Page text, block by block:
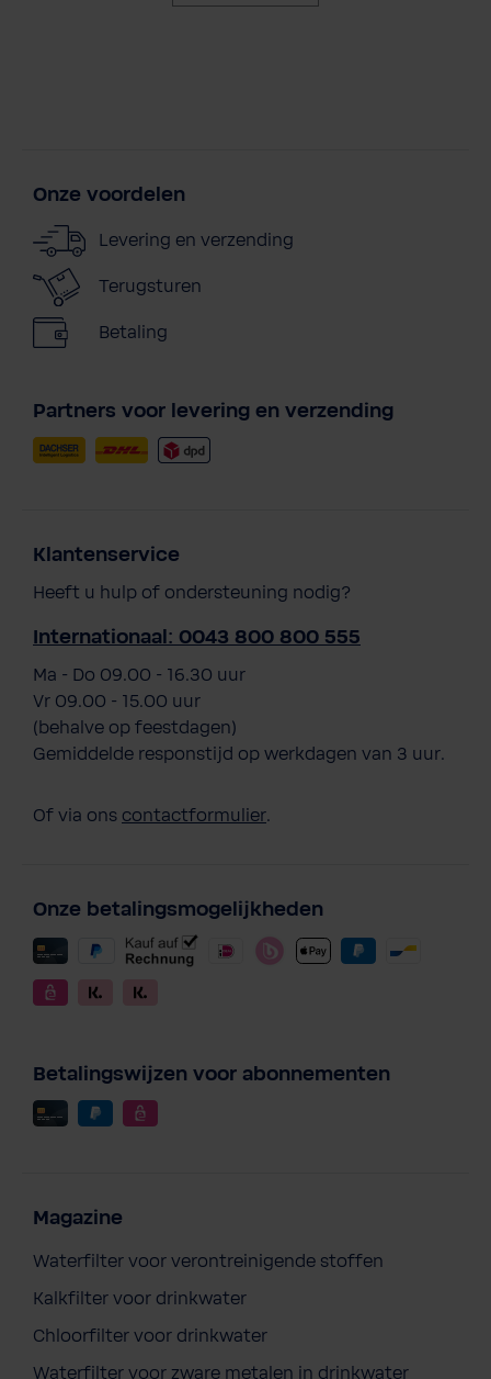
Onze voordelen
Levering en verzending
Terugsturen
Betaling
Partners voor levering en verzending
Klantenservice
Heeft u hulp of ondersteuning nodig?
Internationaal: 0043 800 800 555
Ma - Do 09.00 - 16.30 uur
Vr 09.00 - 15.00 uur
(behalve op feestdagen)
Gemiddelde responstijd op werkdagen van 3 uur.
Of via ons contactformulier.
Onze betalingsmogelijkheden
Betalingswijzen voor abonnementen
Magazine
Waterfilter voor verontreinigende stoffen
Kalkfilter voor drinkwater
Chloorfilter voor drinkwater
Waterfilter voor zware metalen in drinkwater